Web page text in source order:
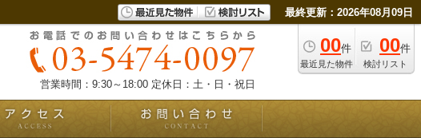
最終更新：2026年08月09日
00件
最近見た物件
00件
検討リスト
営業時間：9:30～18:00 定休日：土・日・祝日